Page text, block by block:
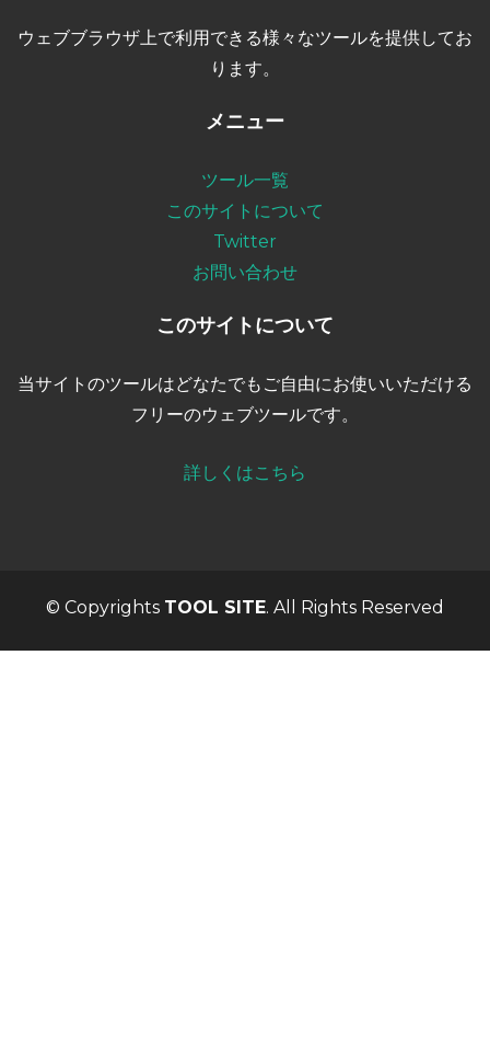
ウェブブラウザ上で利用できる様々なツールを提供してお
ります。
メニュー
ツール一覧
このサイトについて
Twitter
お問い合わせ
このサイトについて
当サイトのツールはどなたでもご自由にお使いいただける
フリーのウェブツールです。
詳しくはこちら
© Copyrights TOOL SITE. All Rights Reserved